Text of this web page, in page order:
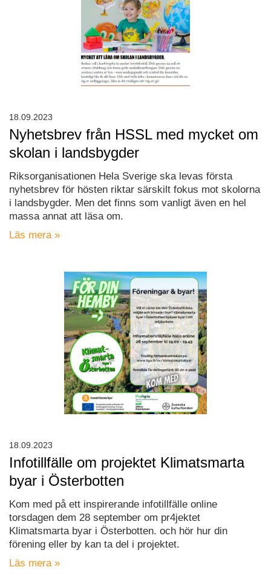
Nyhetsbrev från HSSL med mycket om
skolan i landsbygder
Riksorganisationen Hela Sverige ska levas första
nyhetsbrev för hösten riktar särskilt fokus mot skolorna
i landsbygder. Men det finns som vanligt även en hel
massa annat att läsa om.
Läs mera »
18.09.2023
Infotillfälle om projektet Klimatsmarta
byar i Österbotten
Kom med på ett inspirerande infotillfälle online
torsdagen dem 28 september om pr4jektet
Klimatsmarta byar i Österbotten. och hör hur din
förening eller by kan ta del i projektet.
Läs mera »
18.09.2023